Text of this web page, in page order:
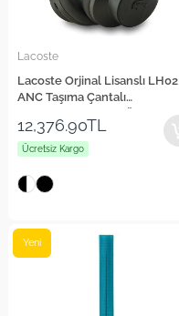
Lacoste
Lacoste Orjinal Lisanslı LH02
ANC Taşıma Çantalı
Bluetooth Kulaklık v5.4
12,376.90TL
Ücretsiz Kargo
Yeni